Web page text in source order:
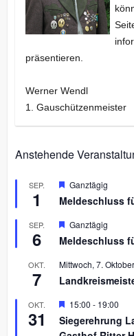
präsentieren.
Werner Wendl
1. Gauschützenmeister
Anstehende
SEP.
1
H
r
o
r
e
h
o
e
Ganztägig
Meldeschluss
SEP.
6
H
r
o
r
e
h
o
b
Ganztägig
Meldeschluss
OKT.
7
Mittwoch, 7.
OKT.
31
H
r
15:00 - 19:00
Siegerehrung